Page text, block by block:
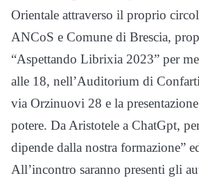
Orientale attraverso il proprio
ANCoS e Comune di Brescia,
“Aspettando Librixia 2023” per
alle 18, nell’Auditorium di
via Orzinuovi 28 e la
potere. Da Aristotele a ChatGpt,
dipende dalla nostra formazione”
All’incontro saranno presenti gli